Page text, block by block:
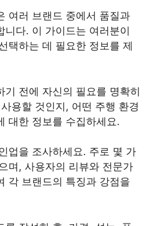
여러 브랜드 중에서 품질과
니다. 이 가이드는 여러분이
택하는 데 필요한 정보를 제
기 전에 자신의 필요를 명확히
용할 것인지, 어떤 주행 환경
대한 정보를 수집하세요.
업을 조사하세요. 주로 몇 가
며, 사용자의 리뷰와 전문가
각 브랜드의 특징과 강점을